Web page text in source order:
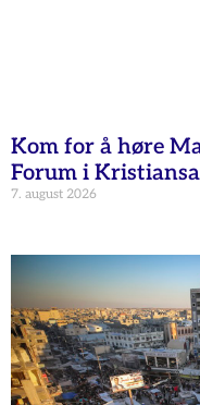
Kom for å høre
Forum i
7. august 2026